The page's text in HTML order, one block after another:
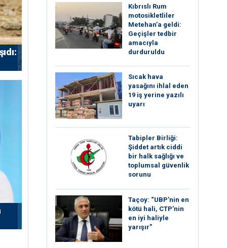
Kıbrıslı Rum
motosikletliler
Metehan’a geldi:
Geçişler tedbir
amacıyla
durduruldu
Sıcak hava
yasağını ihlal eden
19 iş yerine yazılı
uyarı
Tabipler Birliği:
Şiddet artık ciddi
bir halk sağlığı ve
toplumsal güvenlik
sorunu
Taçoy: “UBP’nin en
kötü hali, CTP’nin
en iyi haliyle
yarışır”